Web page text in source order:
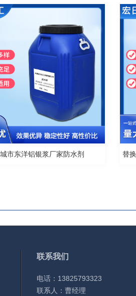
市东洋铝银浆厂家防水剂 替
联系我们
电话：13825793323
联系人：曹经理